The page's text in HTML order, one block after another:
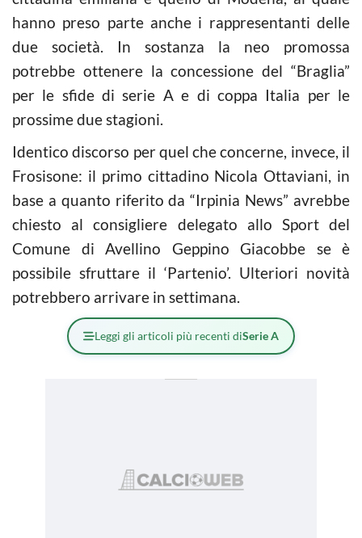
hanno preso parte anche i rappresentanti delle
due società. In sostanza la neo promossa
potrebbe ottenere la concessione del “Braglia”
per le sfide di serie A e di coppa Italia per le
prossime due stagioni.
Identico discorso per quel che concerne, invece, il
Frosisone: il primo cittadino Nicola Ottaviani, in
base a quanto riferito da “Irpinia News” avrebbe
chiesto al consigliere delegato allo Sport del
Comune di Avellino Geppino Giacobbe se è
possibile sfruttare il ‘Partenio’. Ulteriori novità
potrebbero arrivare in settimana.
Leggi gli articoli più recenti diSerie A